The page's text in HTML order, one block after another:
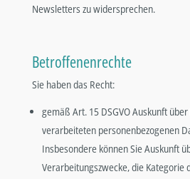
Newsletters zu widersprechen.
Betroffenenrechte
Sie haben das Recht:
gemäß Art. 15 DSGVO Auskunft
verarbeiteten personenbezogenen
Insbesondere können Sie Auskunft
Verarbeitungszwecke, die Kategorie